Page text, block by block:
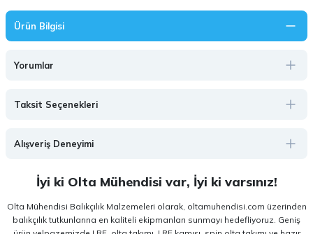
Ürün Bilgisi
Yorumlar
Taksit Seçenekleri
Alışveriş Deneyimi
İyi ki Olta Mühendisi var, İyi ki varsınız!
Olta Mühendisi Balıkçılık Malzemeleri olarak, oltamuhendisi.com üzerinden
balıkçılık tutkunlarına en kaliteli ekipmanları sunmayı hedefliyoruz. Geniş